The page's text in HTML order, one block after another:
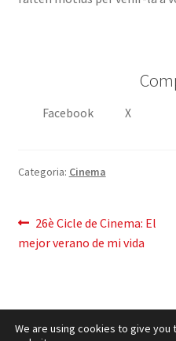
Facebook X
Categoria: Cinema
Navegació
d'entrades
Entrada
anterior:
26è Cicle de Cinema: El
mejor verano de mi vida
We are using cookies to give